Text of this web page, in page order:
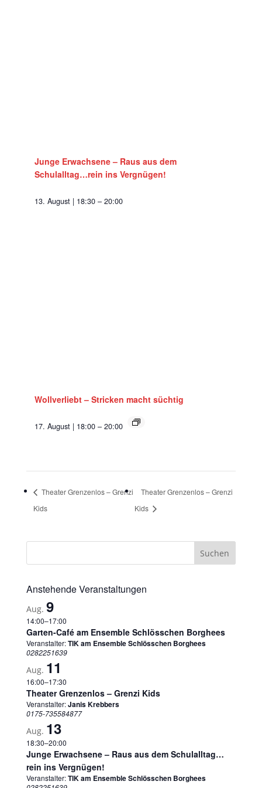
Junge Erwachsene – Raus aus dem
Schulalltag…rein ins Vergnügen!
13. August | 18:30 – 20:00
Wollverliebt – Stricken macht süchtig
17. August | 18:00 – 20:00
Theater Grenzenlos – Grenzi
Kids
Theater Grenzenlos – Grenzi
Kids
Anstehende Veranstaltungen
Aug. 9
14:00–17:00
Garten-Café am Ensemble Schlösschen Borghees
Veranstalter:TIK am Ensemble Schlösschen Borghees
0282251639
Aug. 11
16:00–17:30
Theater Grenzenlos – Grenzi Kids
Veranstalter:Janis Krebbers
0175-735584877
Aug. 13
18:30–20:00
Junge Erwachsene – Raus aus dem Schulalltag…
rein ins Vergnügen!
Veranstalter:TIK am Ensemble Schlösschen Borghees